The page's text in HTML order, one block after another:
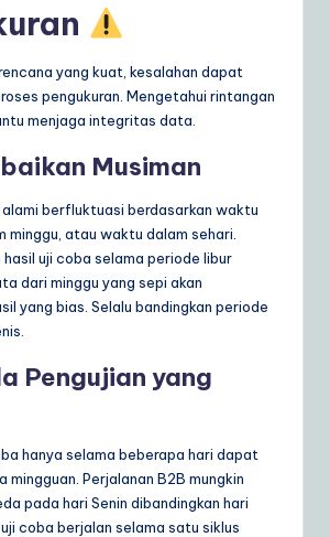
yang kuat, kesalahan dapat
pengukuran. Mengetahui rintangan
menjaga integritas data.
Musiman
berfluktuasi berdasarkan waktu
minggu, atau waktu dalam sehari.
hasil uji coba selama periode libur
dari minggu yang sepi akan
yang bias. Selalu bandingkan periode
Pengujian yang
hanya selama beberapa hari dapat
mingguan. Perjalanan B2B mungkin
pada hari Senin dibandingkan hari
coba berjalan selama satu siklus